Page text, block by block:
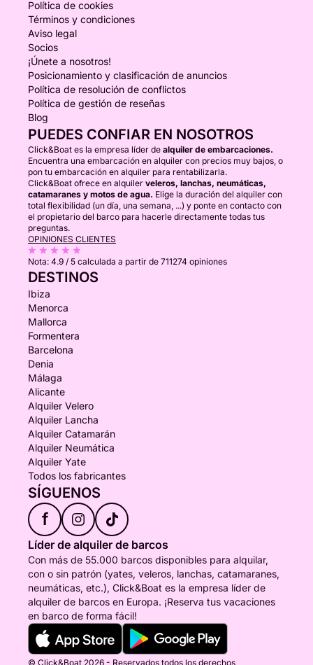
Política de cookies
Términos y condiciones
Aviso legal
Socios
¡Únete a nosotros!
Posicionamiento y clasificación de anuncios
Política de resolución de conflictos
Política de gestión de reseñas
Blog
PUEDES CONFIAR EN NOSOTROS
Click&Boat es la empresa líder de alquiler de embarcaciones.
Encuentra una embarcación en alquiler con precios muy bajos, o
pon tu embarcación en alquiler para rentabilizarla.
Click&Boat ofrece en alquiler veleros, lanchas, neumáticas,
catamaranes y motos de agua. Elige la duración del alquiler con
total flexibilidad (un día, una semana, ...) y ponte en contacto con
el propietario del barco para hacerle directamente todas tus
preguntas.
OPINIONES CLIENTES
Nota: 4.9 / 5 calculada a partir de 711274 opiniones
DESTINOS
Ibiza
Menorca
Mallorca
Formentera
Barcelona
Denia
Málaga
Alicante
Alquiler Velero
Alquiler Lancha
Alquiler Catamarán
Alquiler Neumática
Alquiler Yate
Todos los fabricantes
SÍGUENOS
f
Líder de alquiler de barcos
Con más de 55.000 barcos disponibles para alquilar,
con o sin patrón (yates, veleros, lanchas, catamaranes,
neumáticas, etc.), Click&Boat es la empresa líder de
alquiler de barcos en Europa. ¡Reserva tus vacaciones
en barco de forma fácil!
© Click&Boat 2026 - Reservados todos los derechos